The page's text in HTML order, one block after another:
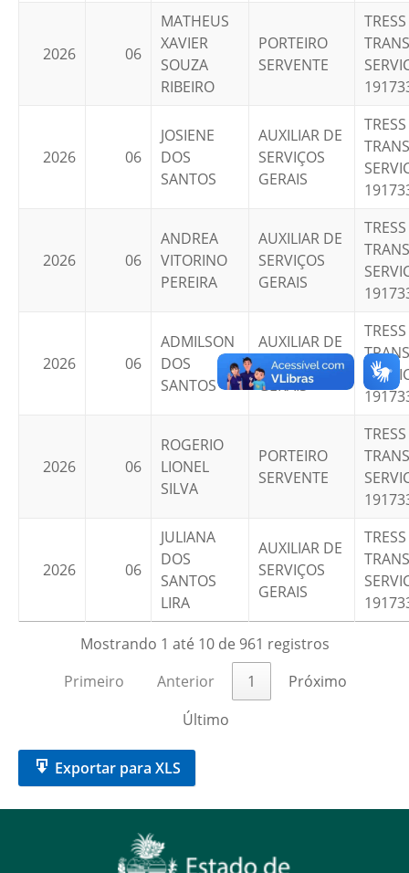
2026 06
MATHEUS
XAVIER
SOUZA
RIBEIRO
PORTEIRO
SERVENTE
TRESS
2026 06
JOSIENE
DOS
SANTOS
AUXILIAR DE
SERVIÇOS
GERAIS
TRESS
2026 06
ANDREA
VITORINO
PEREIRA
AUXILIAR DE
SERVIÇOS
GERAIS
TRESS
2026 06
ADMILSON
DOS
SANTOS
AUXILIAR DE
SERVIÇOS
GERAIS
TRESS
2026 06
ROGERIO
LIONEL
SILVA
PORTEIRO
SERVENTE
TRESS
2026 06
JULIANA
DOS
SANTOS
LIRA
AUXILIAR DE
SERVIÇOS
GERAIS
TRESS
Mostrando 1 até 10 de 961 registros
Primeiro
Anterior 1
Próximo
Último
Exportar para XLS